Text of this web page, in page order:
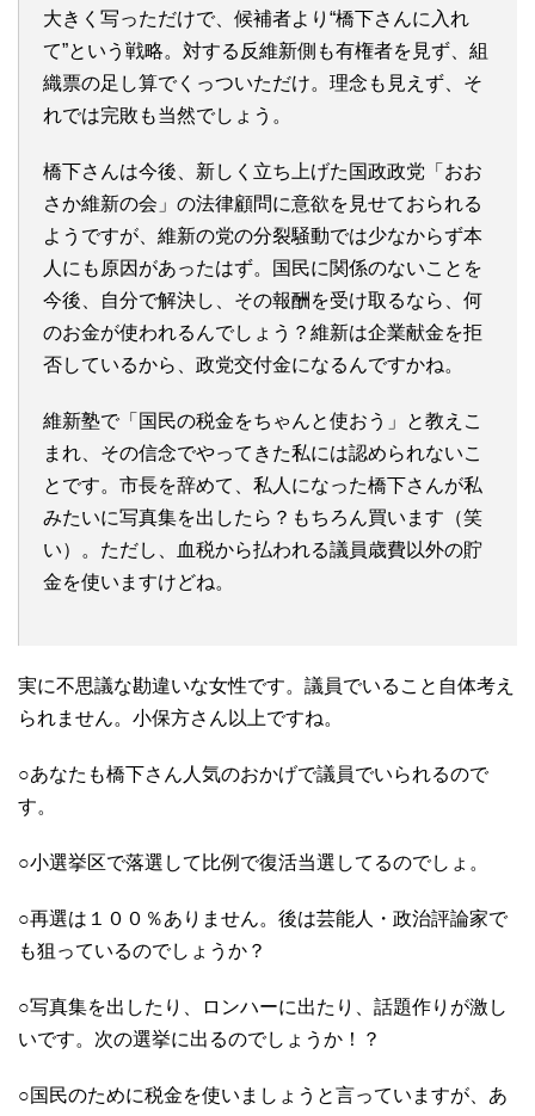
大きく写っただけで、候補者より“橋下さんに入れ
て”という戦略。対する反維新側も有権者を見ず、組
織票の足し算でくっついただけ。理念も見えず、そ
れでは完敗も当然でしょう。
橋下さんは今後、新しく立ち上げた国政政党「おお
さか維新の会」の法律顧問に意欲を見せておられる
ようですが、維新の党の分裂騒動では少なからず本
人にも原因があったはず。国民に関係のないことを
今後、自分で解決し、その報酬を受け取るなら、何
のお金が使われるんでしょう？維新は企業献金を拒
否しているから、政党交付金になるんですかね。
維新塾で「国民の税金をちゃんと使おう」と教えこ
まれ、その信念でやってきた私には認められないこ
とです。市長を辞めて、私人になった橋下さんが私
みたいに写真集を出したら？もちろん買います（笑
い）。ただし、血税から払われる議員歳費以外の貯
金を使いますけどね。
実に不思議な勘違いな女性です。議員でいること自体考え
られません。小保方さん以上ですね。
○あなたも橋下さん人気のおかげで議員でいられるので
す。
○小選挙区で落選して比例で復活当選してるのでしょ。
○再選は１００％ありません。後は芸能人・政治評論家で
も狙っているのでしょうか？
○写真集を出したり、ロンハーに出たり、話題作りが激し
いです。次の選挙に出るのでしょうか！？
○国民のために税金を使いましょうと言っていますが、あ